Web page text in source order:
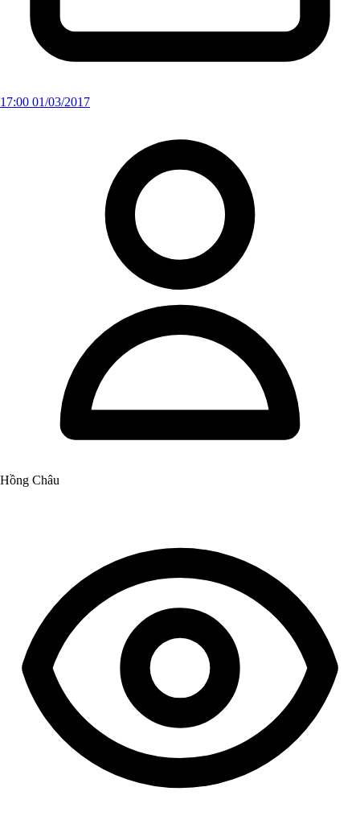
17:00 01/03/2017
Hồng Châu